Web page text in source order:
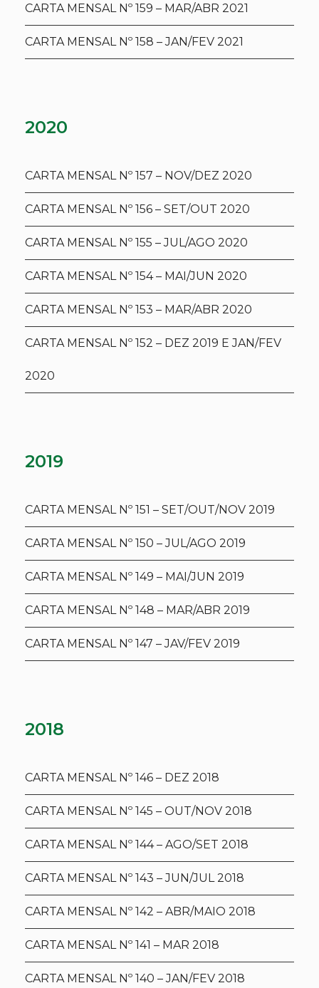
CARTA MENSAL Nº 159 – MAR/ABR 2021
CARTA MENSAL Nº 158 – JAN/FEV 2021
2020
CARTA MENSAL Nº 157 – NOV/DEZ 2020
CARTA MENSAL Nº 156 – SET/OUT 2020
CARTA MENSAL Nº 155 – JUL/AGO 2020
CARTA MENSAL Nº 154 – MAI/JUN 2020
CARTA MENSAL Nº 153 – MAR/ABR 2020
CARTA MENSAL Nº 152 – DEZ 2019 E JAN/FEV
2020
2019
CARTA MENSAL Nº 151 – SET/OUT/NOV 2019
CARTA MENSAL Nº 150 – JUL/AGO 2019
CARTA MENSAL Nº 149 – MAI/JUN 2019
CARTA MENSAL Nº 148 – MAR/ABR 2019
CARTA MENSAL Nº 147 – JAV/FEV 2019
2018
CARTA MENSAL Nº 146 – DEZ 2018
CARTA MENSAL Nº 145 – OUT/NOV 2018
CARTA MENSAL Nº 144 – AGO/SET 2018
CARTA MENSAL Nº 143 – JUN/JUL 2018
CARTA MENSAL Nº 142 – ABR/MAIO 2018
CARTA MENSAL Nº 141 – MAR 2018
CARTA MENSAL Nº 140 – JAN/FEV 2018